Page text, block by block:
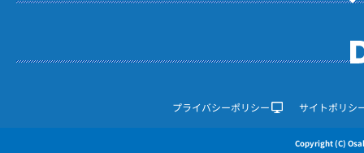
プライバシーポリシー サイトポリシ
Copyright (C)